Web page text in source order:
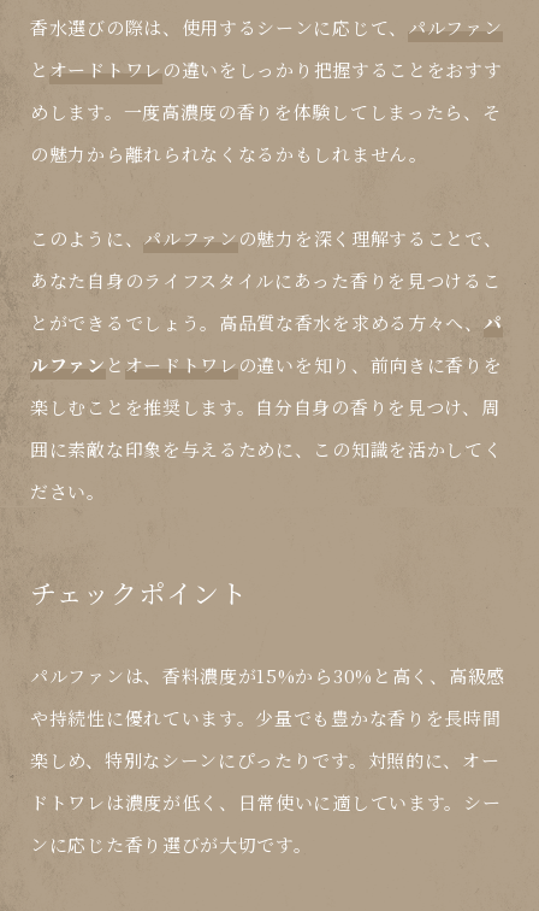
香水選びの際は、使用するシーンに応じて、 パルファン
と オードトワレの違いをしっかり把握することをおすす
めします。一度高濃度の香りを体験してしまったら、そ
の魅力から離れられなくなるかもしれません。
このように、 パルファンの魅力を深く理解することで、
あなた自身のライフスタイルにあった香りを見つけるこ
とができるでしょう。高品質な香水を求める方々へ、 パ
ルファンと オードトワレの違いを知り、前向きに香りを
楽しむことを推奨します。自分自身の香りを見つけ、周
囲に素敵な印象を与えるために、この知識を活かしてく
ださい。
チェックポイント
パルファンは、香料濃度が15%から30%と高く、高級感
や持続性に優れています。少量でも豊かな香りを長時間
楽しめ、特別なシーンにぴったりです。対照的に、オー
ドトワレは濃度が低く、日常使いに適しています。シー
ンに応じた香り選びが大切です。